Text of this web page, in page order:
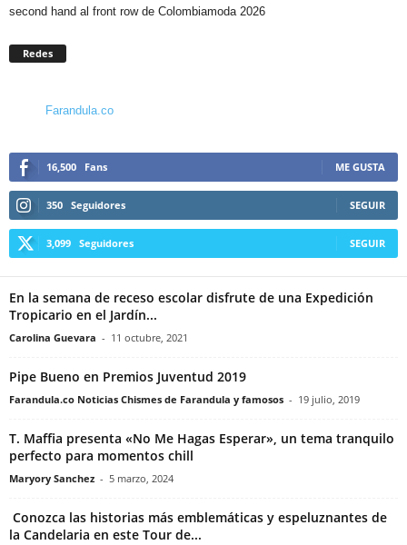
second hand al front row de Colombiamoda 2026
Redes
Farandula.co
16,500 Fans ME GUSTA
350 Seguidores SEGUIR
3,099 Seguidores SEGUIR
En la semana de receso escolar disfrute de una Expedición
Tropicario en el Jardín...
Carolina Guevara - 11 octubre, 2021
Pipe Bueno en Premios Juventud 2019
Farandula.co Noticias Chismes de Farandula y famosos - 19 julio, 2019
T. Maffia presenta «No Me Hagas Esperar», un tema tranquilo
perfecto para momentos chill
Maryory Sanchez - 5 marzo, 2024
Conozca las historias más emblemáticas y espeluznantes de
la Candelaria en este Tour de...